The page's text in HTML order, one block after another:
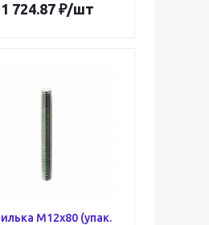
1 724.87₽/шт
М12х80 (упак.